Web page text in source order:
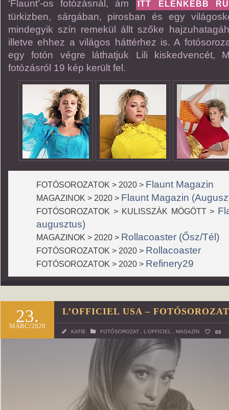
‘Flaunt’-os fotózásnál, ám ITT ÉLÉNKEBB
türkizben, sárgában, pirosban és egy
mindegyik szín remekül állt szőke
illetve ehhez a világos háttérhez is. A
egy fotón végre láthatjuk Lili kiskedvencét,
fotózásról 19 kép került fel.
FOTÓSOROZATOK > 2020 > Flaunt Magazin
MAGAZINOK > 2020 > Flaunt Magazin
FOTÓSOROZATOK > KULISSZÁK MÖGÖTT >
augusztus)
MAGAZINOK > 2020 > Rollacoaster (Ősz/Tél)
FOTÓSOROZATOK > 2020 > Rollacoaster
FOTÓSOROZATOK > 2020 > Refinery29
23.
MÁRC/2020
L’OFFICIEL USA – FOTÓSOROZAT
KATIE FOTÓSOROZAT L'OFFICIEL MAGAZIN 66